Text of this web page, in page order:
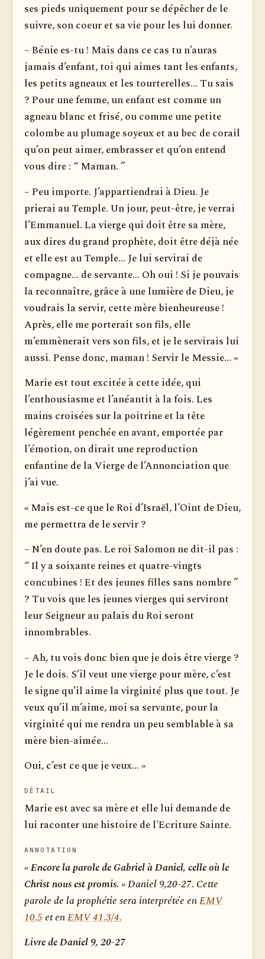
ses pieds uniquement pour se dépêcher de le
suivre, son coeur et sa vie pour les lui donner.
– Bénie es-tu ! Mais dans ce cas tu n’auras
jamais d’enfant, toi qui aimes tant les enfants,
les petits agneaux et les tourte­relles... Tu sais
? Pour une femme, un enfant est comme un
agneau blanc et frisé, ou comme une petite
colombe au plumage soyeux et au bec de corail
qu’on peut aimer, embrasser et qu’on entend
vous dire : “ Maman. ”
– Peu importe. J’appartiendrai à Dieu. Je
prierai au Temple. Un jour, peut-être, je verrai
l’Emmanuel. La vierge qui doit être sa mère,
aux dires du grand prophète, doit être déjà née
et elle est au Temple... Je lui servirai de
compagne... de servante... Oh oui ! Si je pouvais
la reconnaître, grâce à une lumière de Dieu, je
voudrais la servir, cette mère bienheureuse !
Après, elle me porterait son fils, elle
m’emmènerait vers son fils, et je le servirais lui
aussi. Pense donc, maman ! Servir le Messie... »
Marie est tout excitée à cette idée, qui
l’enthousiasme et l’anéantit à la fois. Les
mains croisées sur la poitrine et la tête
légèrement penchée en avant, emportée par
l’émotion, on dirait une reproduction
enfantine de la Vierge de l’Annonciation que
j’ai vue.
« Mais est-ce que le Roi d’Israël, l’Oint de Dieu,
me permettra de le servir ?
– N’en doute pas. Le roi Salomon ne dit-il pas :
“ Il y a soi­xante reines et quatre-vingts
concubines ! Et des jeunes filles sans nombre ”
? Tu vois que les jeunes vierges qui serviront
leur Seigneur au palais du Roi seront
innombrables.
– Ah, tu vois donc bien que je dois être vierge ?
Je le dois. S’il veut une vierge pour mère, c’est
le signe qu’il aime la virginité plus que tout. Je
veux qu’il m’aime, moi sa servante, pour la
virginité qui me rendra un peu semblable à sa
mère bien-aimée...
Oui, c’est ce que je veux... »
DÉTAIL
Marie est avec sa mère et elle lui demande de
lui raconter une histoire de l'Ecriture Sainte.
ANNOTATION
« Encore la parole de Gabriel à Daniel, celle où le
Christ nous est promis. »Daniel 9,20-27. Cette
parole de la prophétie sera interprétée enEMV
10.5et enEMV 41.3/4.
Livre de Daniel 9, 20-27